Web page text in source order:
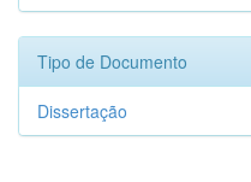
Tipo de Documento
Dissertação